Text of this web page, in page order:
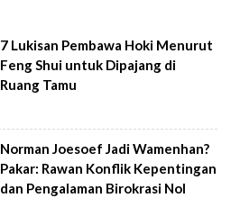
7 Lukisan Pembawa Hoki Menurut
Feng Shui untuk Dipajang di
Ruang Tamu
Norman Joesoef Jadi Wamenhan?
Pakar: Rawan Konflik Kepentingan
dan Pengalaman Birokrasi Nol